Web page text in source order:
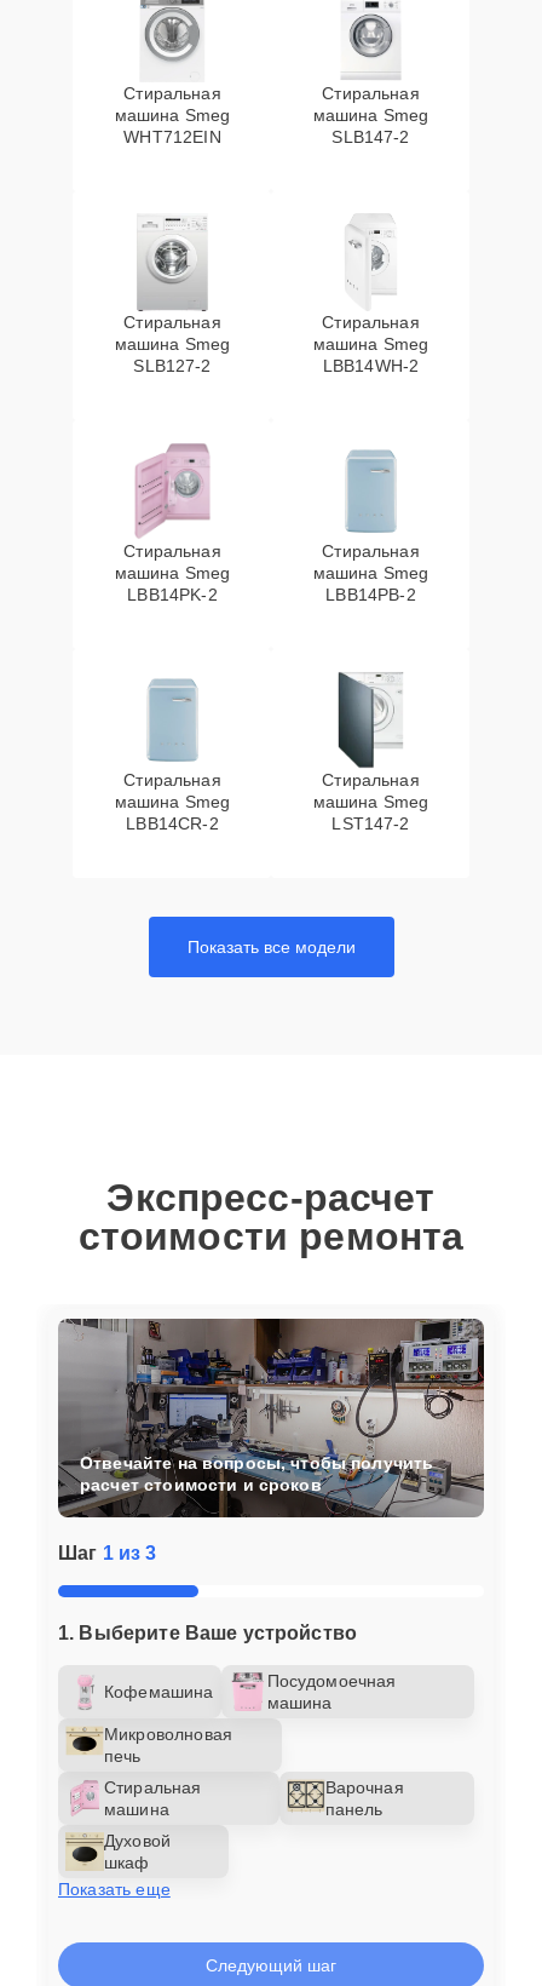
Стиральная
машина Smeg
WHT712EIN
Стиральная
машина Smeg
SLB147-2
Стиральная
машина Smeg
SLB127-2
Стиральная
машина Smeg
LBB14WH-2
Стиральная
машина Smeg
LBB14PK-2
Стиральная
машина Smeg
LBB14PB-2
Стиральная
машина Smeg
LBB14CR-2
Стиральная
машина Smeg
LST147-2
Показать все модели
Экспресс-расчет
стоимости ремонта
Шаг 1 из 3
1. Выберите Ваше устройство
Кофемашина
Посудомоечная
машина
Микроволновая
печь
Стиральная
машина
Варочная
панель
Духовой
шкаф
Показать еще
Отвечайте на вопросы, чтобы получить
расчет стоимости и сроков
Следующий шаг